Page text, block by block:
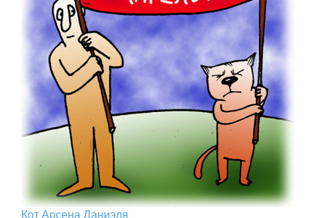
Кот Арcена Даниэля